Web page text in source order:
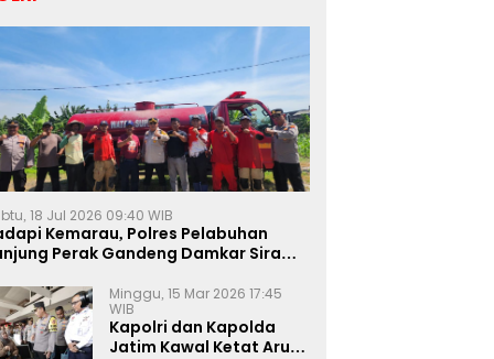
18 Jul 2026 09:40 WIB
Kemarau, Polres Pelabuhan
Perak Gandeng Damkar Siram
Minggu, 15 Mar 2026 17:45
WIB
Kapolri dan Kapolda
Jatim Kawal Ketat Arus